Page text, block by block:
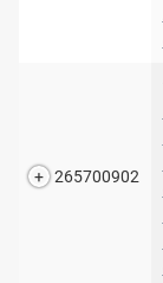
265700902